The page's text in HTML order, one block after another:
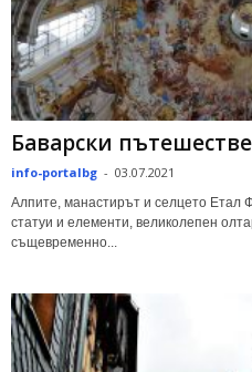
Баварски
info-portalbg - 03.07.2021
Алпите, манастирът и селцето Етал
статуи и елементи, великолепен
същевременно...